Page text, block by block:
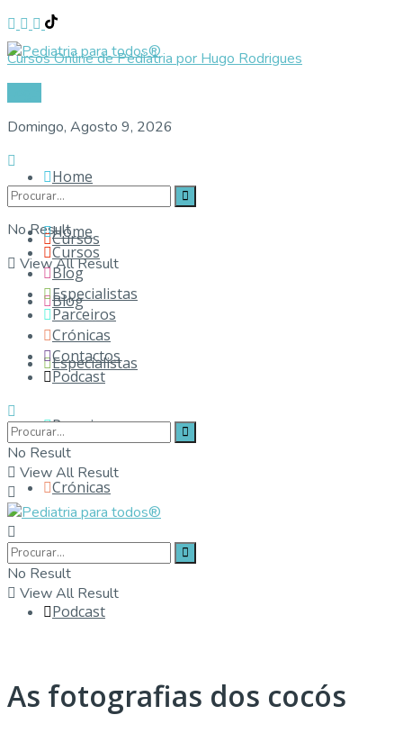
Cursos Online de Pediatria por Hugo Rodrigues
Domingo, Agosto 9, 2026
No Result
View All Result
Home
Cursos
Blog
Especialistas
Parceiros
Crónicas
Contactos
Podcast
Home
Cursos
Blog
Especialistas
Parceiros
Crónicas
Contactos
Podcast
No Result
View All Result
No Result
View All Result
As fotografias dos cocós